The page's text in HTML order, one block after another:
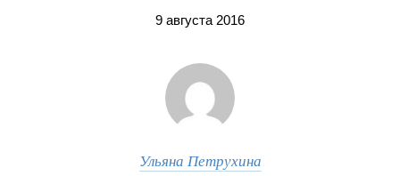
9 августа 2016
Ульяна Петрухина